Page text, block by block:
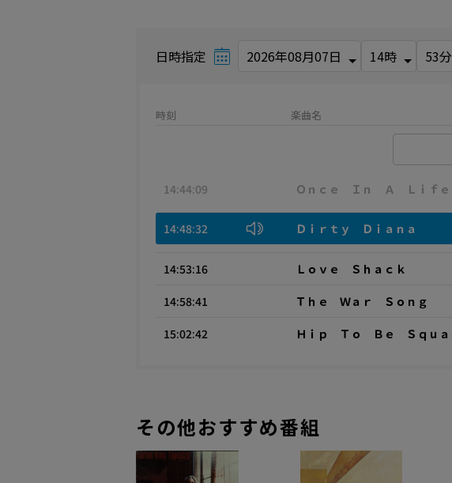
日時指定
時刻 楽曲名
14:44:09 Ｏｎｃｅ Ｉｎ Ａ Ｌｉｆｅ
14:48:32 Ｄｉｒｔｙ Ｄｉａｎａ
14:53:16 Ｌｏｖｅ Ｓｈａｃｋ
14:58:41 Ｔｈｅ Ｗａｒ Ｓｏｎｇ
15:02:42 Ｈｉｐ Ｔｏ Ｂｅ Ｓｑｕａ
その他おすすめ番組